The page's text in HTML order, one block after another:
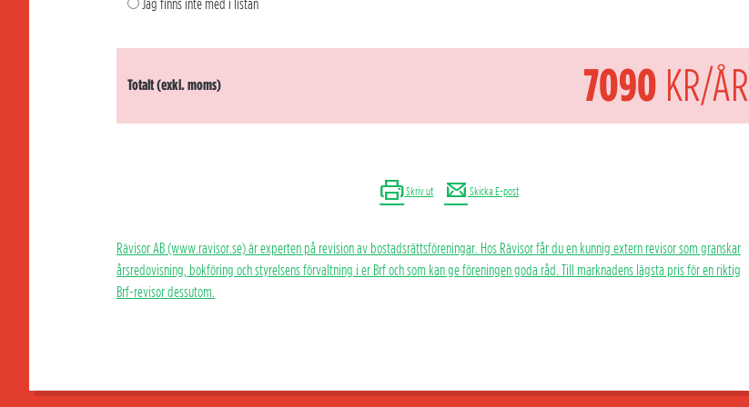
Jag finns inte med i listan
Totalt (exkl. moms) 7090 KR/ÅR
Skriv ut Skicka E-post
Rävisor AB (www.ravisor.se) är experten på revision av bostadsrättsföreningar. Hos Rävisor får du en kunnig extern revisor som granskar
årsredovisning, bokföring och styrelsens förvaltning i er Brf och som kan ge föreningen goda råd. Till marknadens lägsta pris för en riktig
Brf-revisor dessutom.